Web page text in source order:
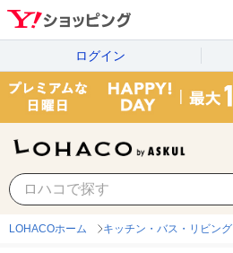
ログイン
LOHACOホーム キッチン・バス・リビング